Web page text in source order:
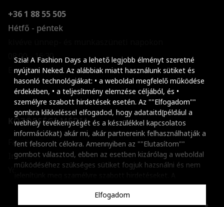
Szia! A Fashion Days a lehető legjobb élményt szeretné
nyújtani Neked. Az alábbiak miatt használunk sütiket és
hasonló technológiákat: • a weboldal megfelelő működése
érdekében, • a teljesítmény elemzése céljából, és •
személyre szabott hirdetések esetén. Az ""Elfogadom""
gombra klikkeléssel elfogadod, hogy adataitd(például a
webhely tevékenységét és a készülékkel kapcsolatos
információkat) akár mi, akár partnereink felhasználhatják a
fent felsorolt célokra. Amennyiben az ""Elutasítom""
gombot választod, ebben az esetben kizárólag a weboldal
működéséhez szükséges sütiket fogjuk hazsnálni és nem
beállításaidat bármikor módosíthatod, a ""Beállítások
kezelése"" gombra kattintva. Tudj meg többet
Elfogadom
+36 1 88 55 505
Hétfő - péntek
08:00 - 16:30
E-mail küldése
KÖZÖSSÉGI MÉDIA
Facebook
Instagram
Youtube
Szöveg méretének
Szóköz növelése
Szóköz csökkentése
Sortávolság
Sortávolság
Színek invertálása
Szürke